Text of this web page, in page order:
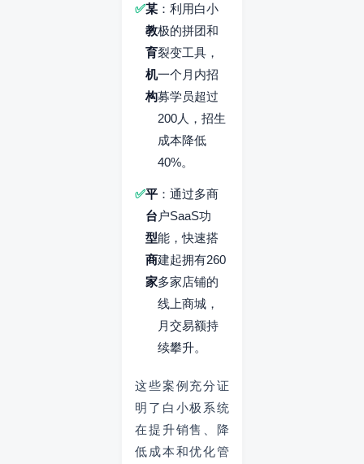
某
教
育
机
构
：利用白小
极的拼团和
裂变工具，
一个月内招
募学员超过
200人，招生
成本降低
40%。
平
台
型
商
家
：通过多商
户SaaS功
能，快速搭
建起拥有260
多家店铺的
线上商城，
月交易额持
续攀升。
这些案例充分证
明了白小极系统
在提升销售、降
低成本和优化管